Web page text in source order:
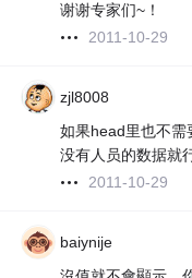
谢谢专家们~！
2011-10-29
zjl8008
如果head里也不需
没有人员的数据就
2011-10-29
baiynije